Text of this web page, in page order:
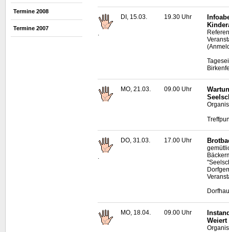
Termine 2008
Termine 2007
DI, 15.03. 19.30 Uhr
MO, 21.03. 09.00 Uhr
.
DO, 31.03. 17.00 Uhr
MO, 18.04. 09.00 Uhr
Weiert